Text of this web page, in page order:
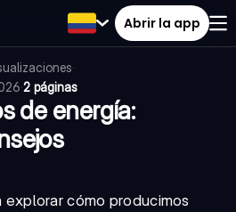
Abrir la app
·
·2 páginas
de energía:
explorar cómo producimos